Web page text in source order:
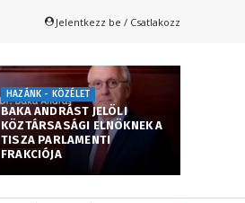
Jelentkezz be / Csatlakozz
HAZÁNK - KÖZÉLET
BAKA ANDRÁST JELÖLI
KÖZTÁRSASÁGI ELNÖKNEK A
TISZA PARLAMENTI
FRAKCIÓJA